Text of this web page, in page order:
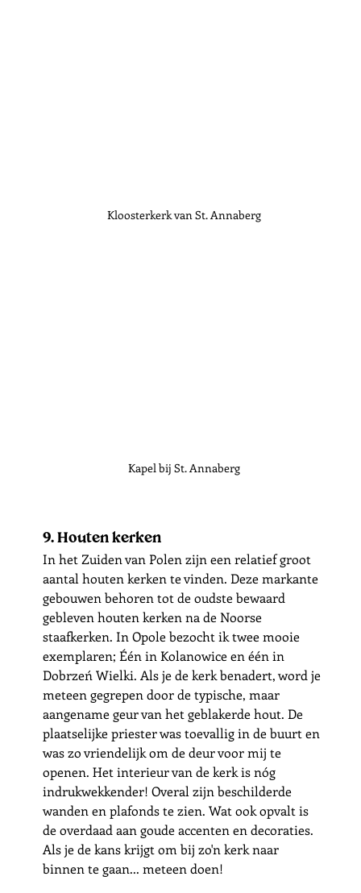
Kloosterkerk van St. Annaberg
Kapel bij St. Annaberg
9. Houten kerken
In het Zuiden van Polen zijn een relatief groot
aantal houten kerken te vinden. Deze markante
gebouwen behoren tot de oudste bewaard
gebleven houten kerken na de Noorse
staafkerken. In Opole bezocht ik twee mooie
exemplaren; Één in Kolanowice en één in
Dobrzeń Wielki. Als je de kerk benadert, word je
meteen gegrepen door de typische, maar
aangename geur van het geblakerde hout. De
plaatselijke priester was toevallig in de buurt en
was zo vriendelijk om de deur voor mij te
openen. Het interieur van de kerk is nóg
indrukwekkender! Overal zijn beschilderde
wanden en plafonds te zien. Wat ook opvalt is
de overdaad aan goude accenten en decoraties.
Als je de kans krijgt om bij zo'n kerk naar
binnen te gaan... meteen doen!